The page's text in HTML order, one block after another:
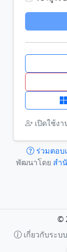
เปิดใช้ง
ร่วมตอ
พัฒนาโดย สำ
©
เกี่ยวกับระบบ